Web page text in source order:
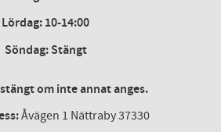
Lördag: 10-14:00
Söndag: Stängt
om inte annat anges.
Åvägen 1 Nättraby 37330